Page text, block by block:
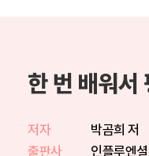
한 번 배워서
저자
박곰희 저
출판사
인플루엔셜